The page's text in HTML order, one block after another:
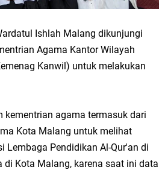
Ishlah Malang dikunjungi
Agama Kantor Wilayah
Kanwil) untuk melakukan
kementrian agama termasuk dari
Kota Malang untuk melihat
Lembaga Pendidikan Al-Qur'an di
di Kota Malang, karena saat ini data